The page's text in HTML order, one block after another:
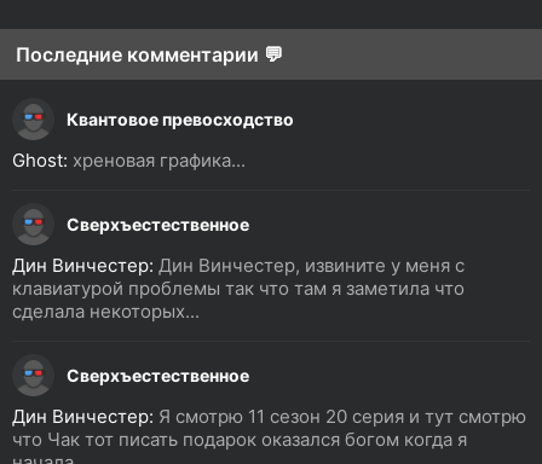
Последние комментарии 💬
Квантовое превосходство
Ghost: хреновая графика...
Сверхъестественное
Дин Винчестер: Дин Винчестер, извините у меня с
клавиатурой проблемы так что там я заметила что
сделала некоторых...
Сверхъестественное
Дин Винчестер: Я смотрю 11 сезон 20 серия и тут смотрю
что Чак тот писать подарок оказался богом когда я